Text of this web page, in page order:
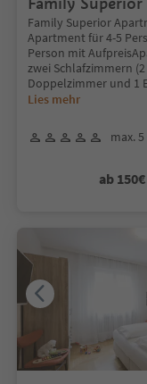
Family Superior
Apartment für 4-5
Person mit
zwei Schlafzimmern
Doppelzimmer und 1
Lies mehr
max.
ab 150€